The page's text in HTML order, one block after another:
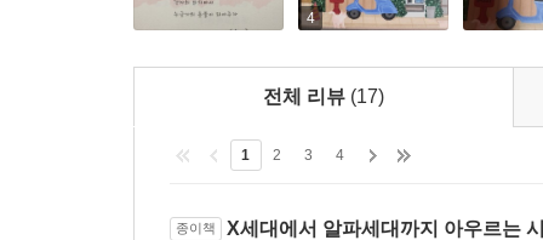
4
전체 리뷰 (17)
1 2 3 4
종이책 X세대에서 알파세대까지 아우르는